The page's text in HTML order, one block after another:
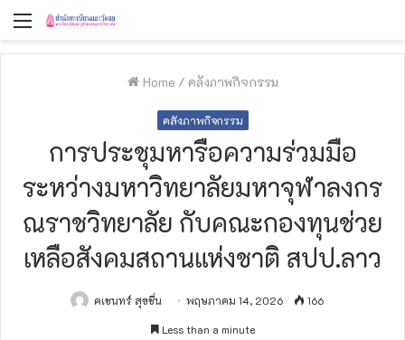
Menu
Home / คลังภาพกิจกรรม
คลังภาพกิจกรรม
การประชุมหารือความร่วมมือ
ระหว่างมหาวิทยาลัยมหาจุฬาลงกร
ณราชวิทยาลัย กับคณะกองทุนช่วย
เหลือสังคมสถานแห่งชาติ สปป.ลาว
คเชนทร์ สุขชื่น พฤษภาคม 14, 2026
166
Less than a minute